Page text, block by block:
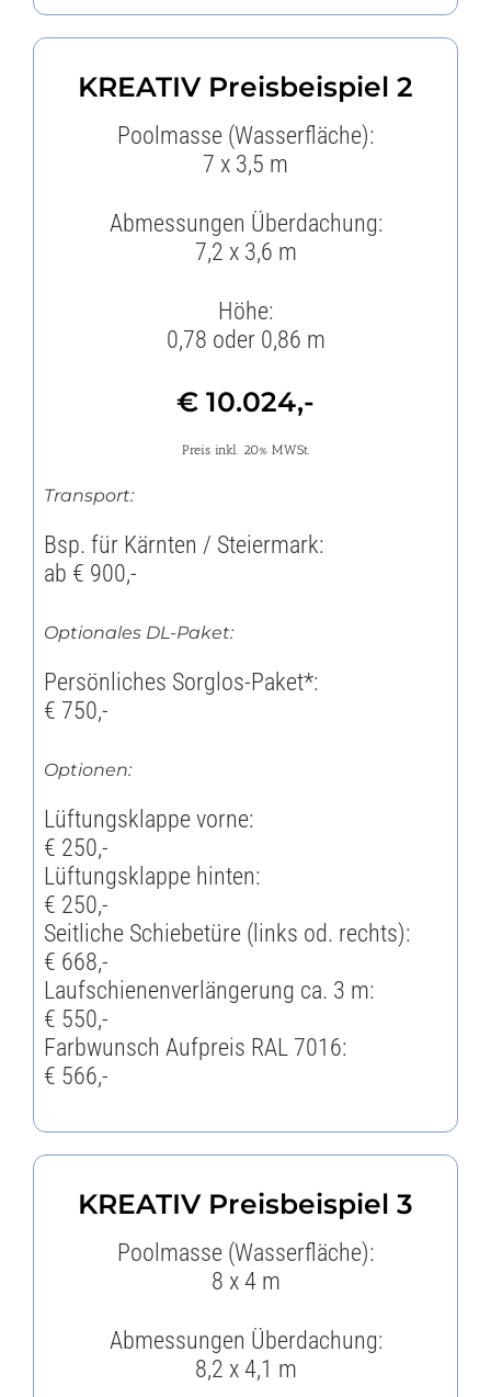
KREATIV Preisbeispiel 2
Poolmasse (Wasserfläche):
7 x 3,5 m
Abmessungen Überdachung:
7,2 x 3,6 m
Höhe:
0,78 oder 0,86 m
€ 10.024,-
Preis inkl. 20% MWSt.
Transport:
Bsp. für Kärnten / Steiermark:
ab € 900,-
Optionales DL-Paket:
Persönliches Sorglos-Paket*:
€ 750,-
Optionen:
Lüftungsklappe vorne:
€ 250,-
Lüftungsklappe hinten:
€ 250,-
Seitliche Schiebetüre (links od. rechts):
€ 668,-
Laufschienenverlängerung ca. 3 m:
€ 550,-
Farbwunsch Aufpreis RAL 7016:
€ 566,-
KREATIV Preisbeispiel 3
Poolmasse (Wasserfläche):
8 x 4 m
Abmessungen Überdachung:
8,2 x 4,1 m